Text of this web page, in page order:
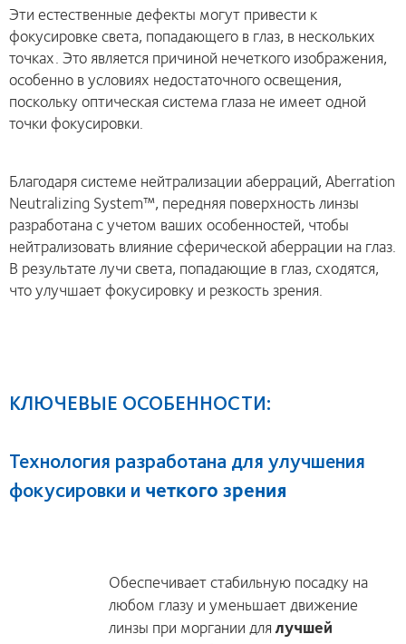
Эти естественные дефекты могут привести к
фокусировке света, попадающего в глаз, в нескольких
точках. Это является причиной нечеткого изображения,
особенно в условиях недостаточного освещения,
поскольку оптическая система глаза не имеет одной
точки фокусировки.
Благодаря системе нейтрализации аберраций, Aberration
Neutralizing System™, передняя поверхность линзы
разработана с учетом ваших особенностей, чтобы
нейтрализовать влияние сферической аберрации на глаз.
В результате лучи света, попадающие в глаз, сходятся,
что улучшает фокусировку и резкость зрения.
КЛЮЧЕВЫЕ ОСОБЕННОСТИ:
Технология разработана для улучшения
фокусировки и четкого зрения
Обеспечивает стабильную посадку на
любом глазу и уменьшает движение
линзы при моргании длялучшей